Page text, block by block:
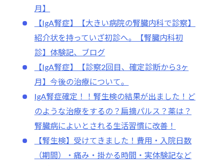
月】
【IgA腎症】【大きい病院の腎臓内科で診察】
紹介状を持っていざ初診へ。【腎臓内科初
診】体験記、ブログ
【IgA腎症】【診察2回目、確定診断から3ヶ
月】今後の治療について。
IgA腎症確定！！腎生検の結果が出ました！ど
のような治療をするの？扁摘パルス？薬は？
腎臓病によいとされる生活習慣に改善！
【腎生検】受けてきました！費用・入院日数
（期間）・痛み・掛かる時間・実体験記など